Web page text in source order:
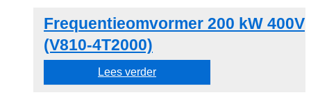
Frequentieomvormer 200 kW 400V
(V810-4T2000)
Lees verder